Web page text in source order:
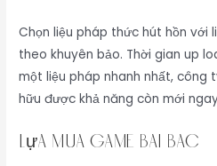
Chọn liệu pháp thức hút hồn với
theo khuyên bảo. Thời gian up
một liệu pháp nhanh nhất, công
hữu được khả năng còn mới
Lựa mua game bài bác